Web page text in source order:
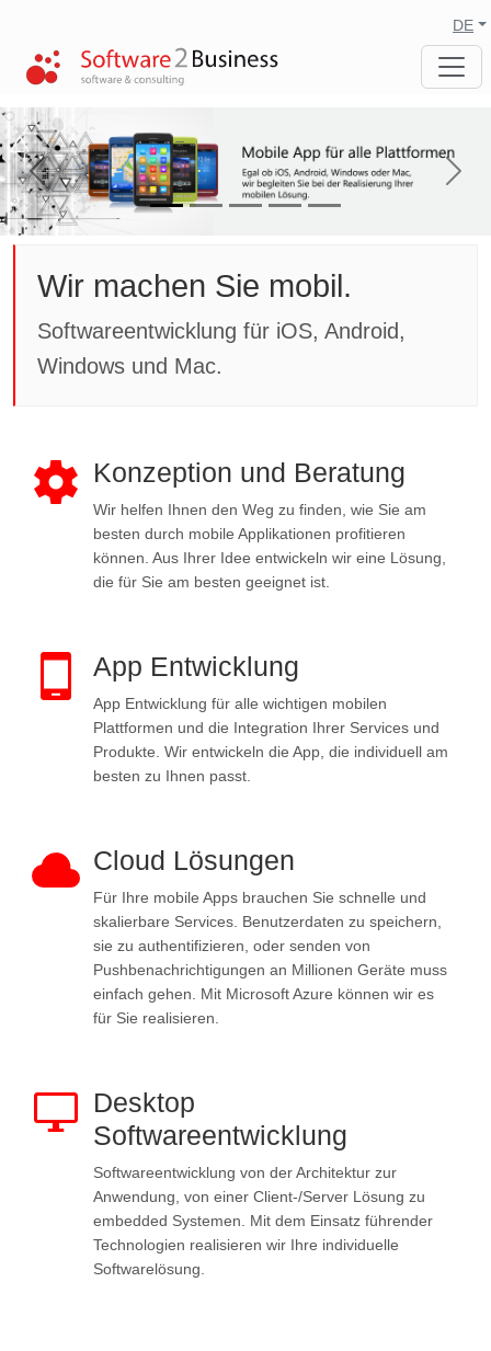
DE
Previous Next
Wir machen Sie mobil.
Softwareentwicklung für iOS, Android,
Windows und Mac.
Konzeption und Beratung
Wir helfen Ihnen den Weg zu finden, wie Sie am
besten durch mobile Applikationen profitieren
können. Aus Ihrer Idee entwickeln wir eine Lösung,
die für Sie am besten geeignet ist.
App Entwicklung
App Entwicklung für alle wichtigen mobilen
Plattformen und die Integration Ihrer Services und
Produkte. Wir entwickeln die App, die individuell am
besten zu Ihnen passt.
Cloud Lösungen
Für Ihre mobile Apps brauchen Sie schnelle und
skalierbare Services. Benutzerdaten zu speichern,
sie zu authentifizieren, oder senden von
Pushbenachrichtigungen an Millionen Geräte muss
einfach gehen. Mit Microsoft Azure können wir es
für Sie realisieren.
Desktop
Softwareentwicklung
Softwareentwicklung von der Architektur zur
Anwendung, von einer Client-/Server Lösung zu
embedded Systemen. Mit dem Einsatz führender
Technologien realisieren wir Ihre individuelle
Softwarelösung.